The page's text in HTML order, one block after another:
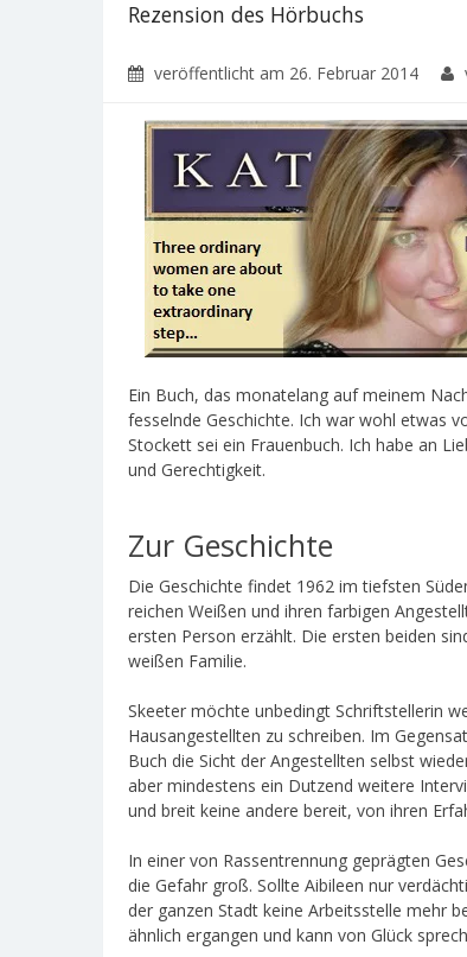
Rezension des Hörbuchs
veröffentlicht am 26. Februar 2014
Ein Buch, das monatelang auf meinem
fesselnde Geschichte. Ich war wohl etwas
Stockett sei ein Frauenbuch. Ich habe an
und Gerechtigkeit.
Zur Geschichte
Die Geschichte findet 1962 im tiefsten
reichen Weißen und ihren farbigen
ersten Person erzählt. Die ersten beiden
weißen Familie.
Skeeter möchte unbedingt Schriftstellerin
Hausangestellten zu schreiben. Im
Buch die Sicht der Angestellten selbst
aber mindestens ein Dutzend weitere
und breit keine andere bereit, von ihren
In einer von Rassentrennung geprägten
die Gefahr groß. Sollte Aibileen nur
der ganzen Stadt keine Arbeitsstelle mehr
ähnlich ergangen und kann von Glück